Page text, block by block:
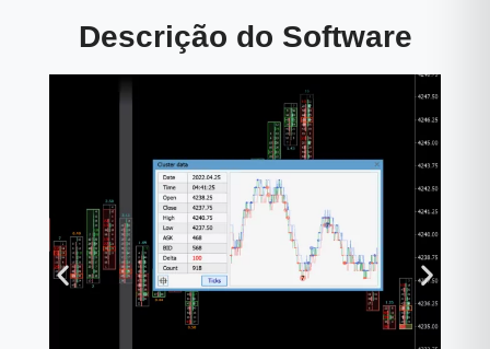
Descrição do Software